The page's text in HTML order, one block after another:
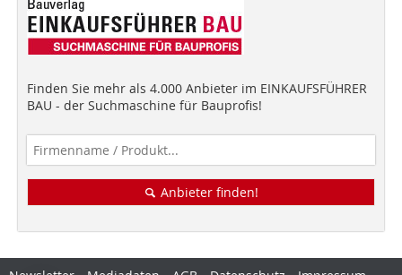
Finden Sie mehr als 4.000 Anbieter im EINKAUFSFÜHRER
BAU - der Suchmaschine für Bauprofis!
Anbieter finden!